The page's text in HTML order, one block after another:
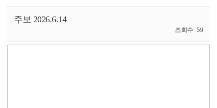
주보 2026.6.14
조회수 59